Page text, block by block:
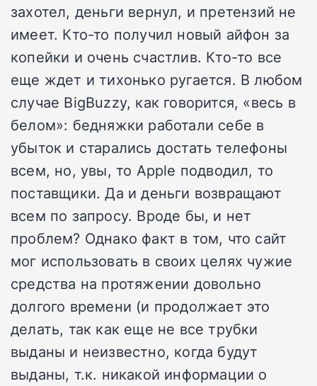
захотел, деньги вернул, и претензий не
имеет. Кто-то получил новый айфон за
копейки и очень счастлив. Кто-то все
еще ждет и тихонько ругается. В любом
случае BigBuzzy, как говорится, «весь в
белом»: бедняжки работали себе в
убыток и старались достать телефоны
всем, но, увы, то Apple подводил, то
поставщики. Да и деньги возвращают
всем по запросу. Вроде бы, и нет
проблем? Однако факт в том, что сайт
мог использовать в своих целях чужие
средства на протяжении довольно
долгого времени (и продолжает это
делать, так как еще не все трубки
выданы и неизвестно, когда будут
выданы, т.к. никакой информации о